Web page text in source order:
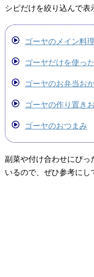
シピだけを絞り込んで表
ゴーヤのメイン料理
ゴーヤだけを使っ
ゴーヤのお弁当お
ゴーヤの作り置き
ゴーヤのおつまみ
副菜や付け合わせにぴっ
いるので、ぜひ参考にし